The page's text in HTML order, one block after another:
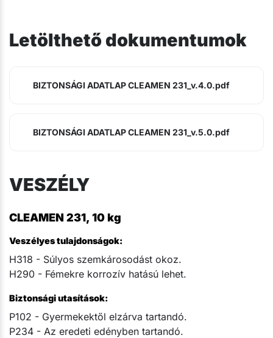
Letölthető dokumentumok
BIZTONSÁGI ADATLAP CLEAMEN 231_v.4.0.pdf
BIZTONSÁGI ADATLAP CLEAMEN 231_v.5.0.pdf
VESZÉLY
CLEAMEN 231, 10 kg
Veszélyes tulajdonságok:
H318 - Súlyos szemkárosodást okoz.
H290 - Fémekre korrozív hatású lehet.
Biztonsági utasítások:
P102 - Gyermekektől elzárva tartandó.
P234 - Az eredeti edényben tartandó.